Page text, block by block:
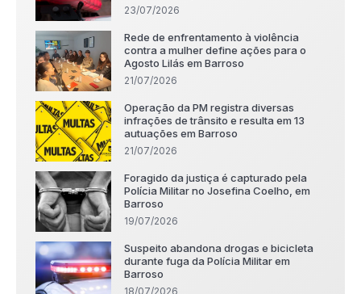
23/07/2026
Rede de enfrentamento à violência
contra a mulher define ações para o
Agosto Lilás em Barroso
21/07/2026
Operação da PM registra diversas
infrações de trânsito e resulta em 13
autuações em Barroso
21/07/2026
Foragido da justiça é capturado pela
Polícia Militar no Josefina Coelho, em
Barroso
19/07/2026
Suspeito abandona drogas e bicicleta
durante fuga da Polícia Militar em
Barroso
18/07/2026